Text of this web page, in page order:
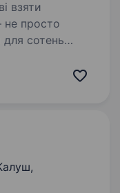
взяти
сотень
не просто